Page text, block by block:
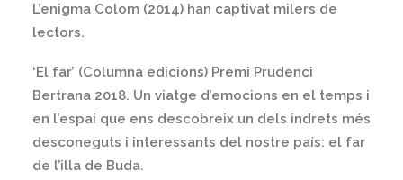
L’enigma Colom (2014) han captivat milers de
lectors.
‘El far’ (Columna edicions) Premi Prudenci
Bertrana 2018. Un viatge d’emocions en el temps i
en l’espai que ens descobreix un dels indrets més
desconeguts i interessants del nostre país: el far
de l’illa de Buda.